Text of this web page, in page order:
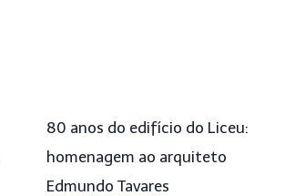
80 anos do edifício do Liceu:
homenagem ao arquiteto
Edmundo Tavares